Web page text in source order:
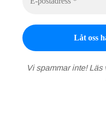
Vi spammar inte! Läs